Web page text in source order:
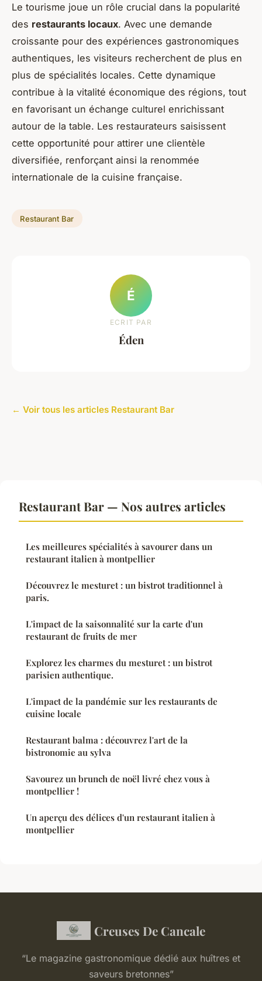
Le tourisme joue un rôle crucial dans la popularité
des restaurants locaux. Avec une demande
croissante pour des expériences gastronomiques
authentiques, les visiteurs recherchent de plus en
plus de spécialités locales. Cette dynamique
contribue à la vitalité économique des régions, tout
en favorisant un échange culturel enrichissant
autour de la table. Les restaurateurs saisissent
cette opportunité pour attirer une clientèle
diversifiée, renforçant ainsi la renommée
internationale de la cuisine française.
Restaurant Bar
É
ECRIT PAR
Éden
← Voir tous les articles Restaurant Bar
Restaurant Bar — Nos autres articles
Les meilleures spécialités à savourer dans un
restaurant italien à montpellier
Découvrez le mesturet : un bistrot traditionnel à
paris.
L'impact de la saisonnalité sur la carte d'un
restaurant de fruits de mer
Explorez les charmes du mesturet : un bistrot
parisien authentique.
L'impact de la pandémie sur les restaurants de
cuisine locale
Restaurant balma : découvrez l'art de la
bistronomie au sylva
Savourez un brunch de noël livré chez vous à
montpellier !
Un aperçu des délices d'un restaurant italien à
montpellier
Creuses De Cancale
“Le magazine gastronomique dédié aux huîtres et
saveurs bretonnes”